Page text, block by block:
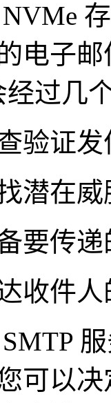
存
电子
过几
证发
在威
传递
件人
服
可以